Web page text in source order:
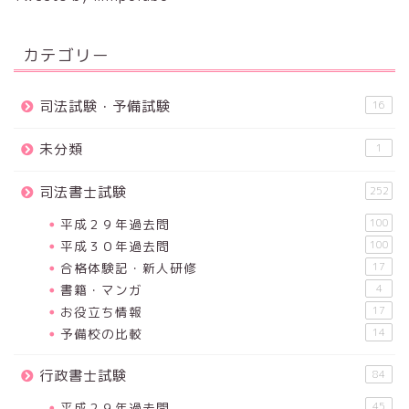
カテゴリー
司法試験・予備試験 16
未分類 1
司法書士試験 252
平成２９年過去問 100
平成３０年過去問 100
合格体験記・新人研修 17
書籍・マンガ 4
お役立ち情報 17
予備校の比較 14
行政書士試験 84